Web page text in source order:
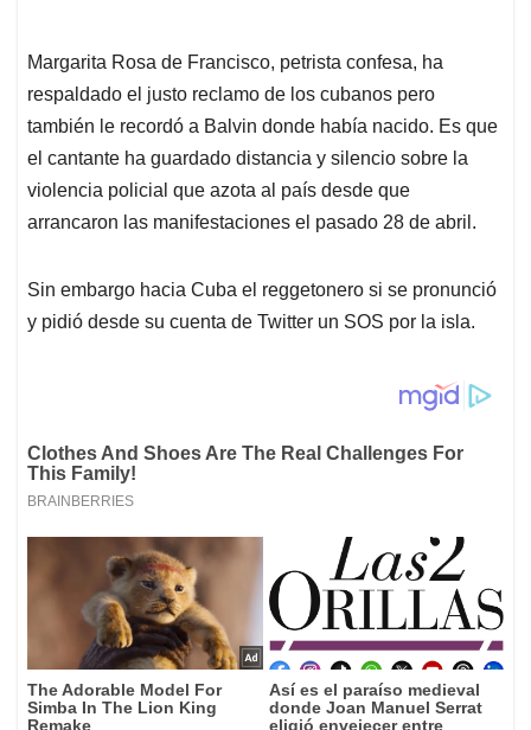
Margarita Rosa de Francisco, petrista confesa, ha
respaldado el justo reclamo de los cubanos pero
también le recordó a Balvin donde había nacido. Es que
el cantante ha guardado distancia y silencio sobre la
violencia policial que azota al país desde que
arrancaron las manifestaciones el pasado 28 de abril.
Sin embargo hacia Cuba el reggetonero si se pronunció
y pidió desde su cuenta de Twitter un SOS por la isla.